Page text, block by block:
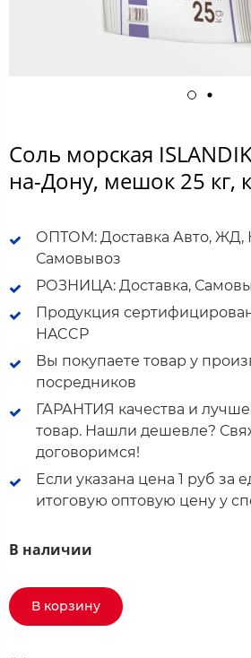
Соль морская
на-Дону, мешок 25 кг,
ОПТОМ: Доставка Авто, ЖД,
Самовывоз
РОЗНИЦА: Доставка,
Продукция
HACCP
Вы покупаете товар у
посредников
ГАРАНТИЯ качества и
товар. Нашли дешевле?
договоримся!
Если указана цена 1 руб за
итоговую оптовую цену у
В наличии
В корзину